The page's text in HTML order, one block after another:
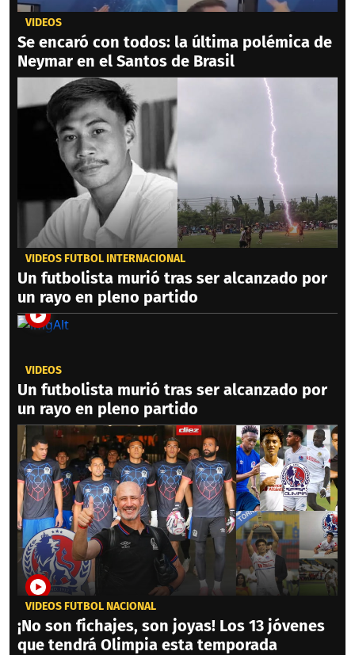
VIDEOS
Se encaró con todos: la última polémica de
Neymar en el Santos de Brasil
VIDEOS FÚTBOL INTERNACIONAL
Un futbolista murió tras ser alcanzado por
un rayo en pleno partido
VIDEOS
Un futbolista murió tras ser alcanzado por
un rayo en pleno partido
VIDEOS FÚTBOL NACIONAL
¡No son fichajes, son joyas! Los 13 jóvenes
que tendrá Olimpia esta temporada